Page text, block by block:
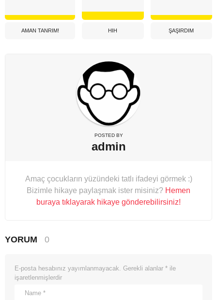
AMAN TANRIM! HIH ŞAŞIRDIM
POSTED BY
admin
Amaç çocukların yüzündeki tatlı ifadeyi görmek :)
Bizimle hikaye paylaşmak ister misiniz? Hemen
buraya tıklayarak hikaye gönderebilirsiniz!
YORUM 0
E-posta hesabınız yayımlanmayacak. Gerekli alanlar * ile
işaretlenmişlerdir